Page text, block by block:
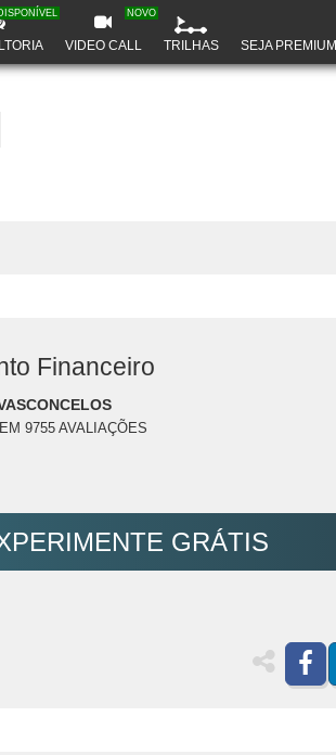
VIDEO CALL
NOVO
TRILHAS SEJA PREMIUM
Financeiro
EM 9755 AVALIAÇÕES
GRÁTIS